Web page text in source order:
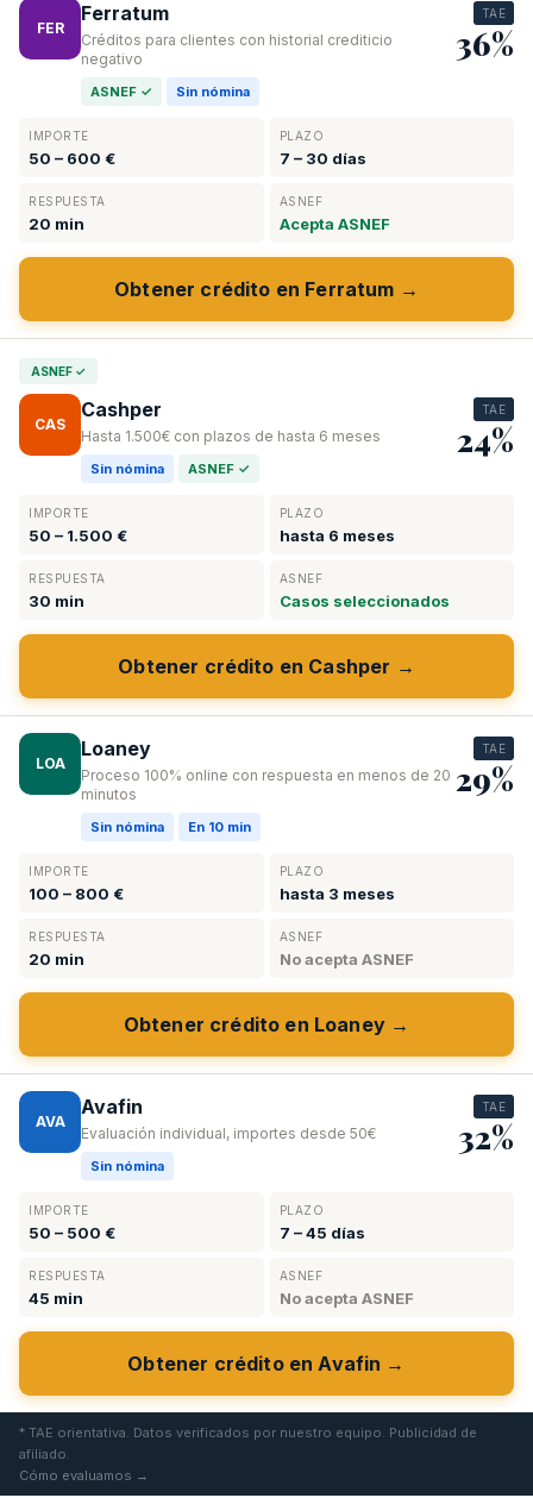
FER
Ferratum
Créditos para clientes con historial crediticio
negativo
ASNEF ✓ Sin nómina
TAE
36%
IMPORTE
50 – 600 €
PLAZO
7 – 30 días
RESPUESTA
20 min
ASNEF
Acepta ASNEF
Obtener crédito en Ferratum →
ASNEF ✓
CAS
Cashper
Hasta 1.500€ con plazos de hasta 6 meses
Sin nómina ASNEF ✓
TAE
24%
IMPORTE
50 – 1.500 €
PLAZO
hasta 6 meses
RESPUESTA
30 min
ASNEF
Casos seleccionados
Obtener crédito en Cashper →
LOA
Loaney
Proceso 100% online con respuesta en menos de 20
minutos
Sin nómina En 10 min
TAE
29%
IMPORTE
100 – 800 €
PLAZO
hasta 3 meses
RESPUESTA
20 min
ASNEF
No acepta ASNEF
Obtener crédito en Loaney →
AVA
Avafin
Evaluación individual, importes desde 50€
Sin nómina
TAE
32%
IMPORTE
50 – 500 €
PLAZO
7 – 45 días
RESPUESTA
45 min
ASNEF
No acepta ASNEF
Obtener crédito en Avafin →
* TAE orientativa. Datos verificados por nuestro equipo. Publicidad de
afiliado.
Cómo evaluamos →